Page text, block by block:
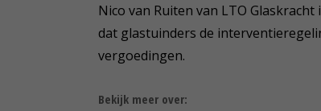
Nico van Ruiten van LTO
dat glastuinders de
vergoedingen.
Bekijk meer over: